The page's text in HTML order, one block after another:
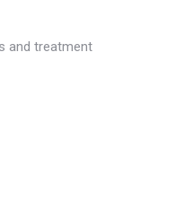
and treatment